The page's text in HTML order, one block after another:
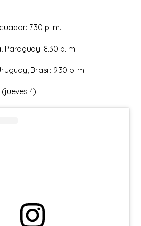
7.30 p. m.
Paraguay: 8.30 p. m.
Brasil: 9.30 p. m.
(jueves 4).